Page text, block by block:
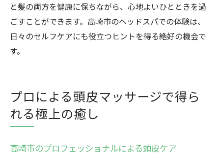
と髪の両方を健康に保ちながら、心地よいひとときを過
ごすことができます。高崎市のヘッドスパでの体験は、
日々のセルフケアにも役立つヒントを得る絶好の機会で
す。
プロによる頭皮マッサージで得ら
れる極上の癒し
高崎市のプロフェッショナルによる頭皮ケア